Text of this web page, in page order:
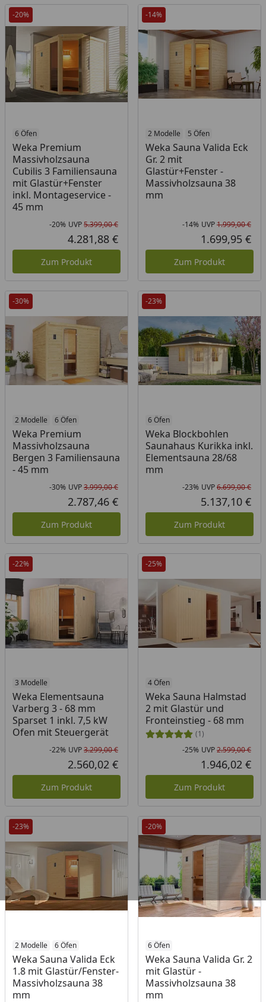
-20%
6 Öfen
Weka Premium
Massivholzsauna
Cubilis 3 Familiensauna
mit Glastür+Fenster
inkl. Montageservice -
45 mm
Rabatt in Prozent
-20%
Ursprünglicher Preis
UVP5.399,00 €
Aktueller Preis
4.281,88 €
Zum Produkt
-14%
2 Modelle 5 Öfen
Weka Sauna Valida Eck
Gr. 2 mit
Glastür+Fenster -
Massivholzsauna 38
mm
-14% UVP1.999,00 €
1.699,95 €
Zum Produkt
-30%
2 Modelle 6 Öfen
Weka Premium
Massivholzsauna
Bergen 3 Familiensauna
- 45 mm
Rabatt in Prozent
-30%
Ursprünglicher Preis
UVP3.999,00 €
Aktueller Preis
2.787,46 €
Zum Produkt
-23%
6 Öfen
Weka Blockbohlen
Saunahaus Kurikka inkl.
Elementsauna 28/68
mm
-23% UVP6.699,00 €
5.137,10 €
Zum Produkt
-22%
3 Modelle
Weka Elementsauna
Varberg 3 - 68 mm
Sparset 1 inkl. 7,5 kW
Ofen mit Steuergerät
Rabatt in Prozent
-22%
Ursprünglicher Preis
UVP3.299,00 €
Aktueller Preis
2.560,02 €
Zum Produkt
-25%
4 Öfen
Weka Sauna Halmstad
2 mit Glastür und
Fronteinstieg - 68 mm
(1)
-25% UVP2.599,00 €
1.946,02 €
Zum Produkt
-23%
2 Modelle 6 Öfen
Weka Sauna Valida Eck
1.8 mit Glastür/Fenster-
Massivholzsauna 38
mm
-20%
6 Öfen
Weka Sauna Valida Gr. 2
mit Glastür -
Massivholzsauna 38
mm